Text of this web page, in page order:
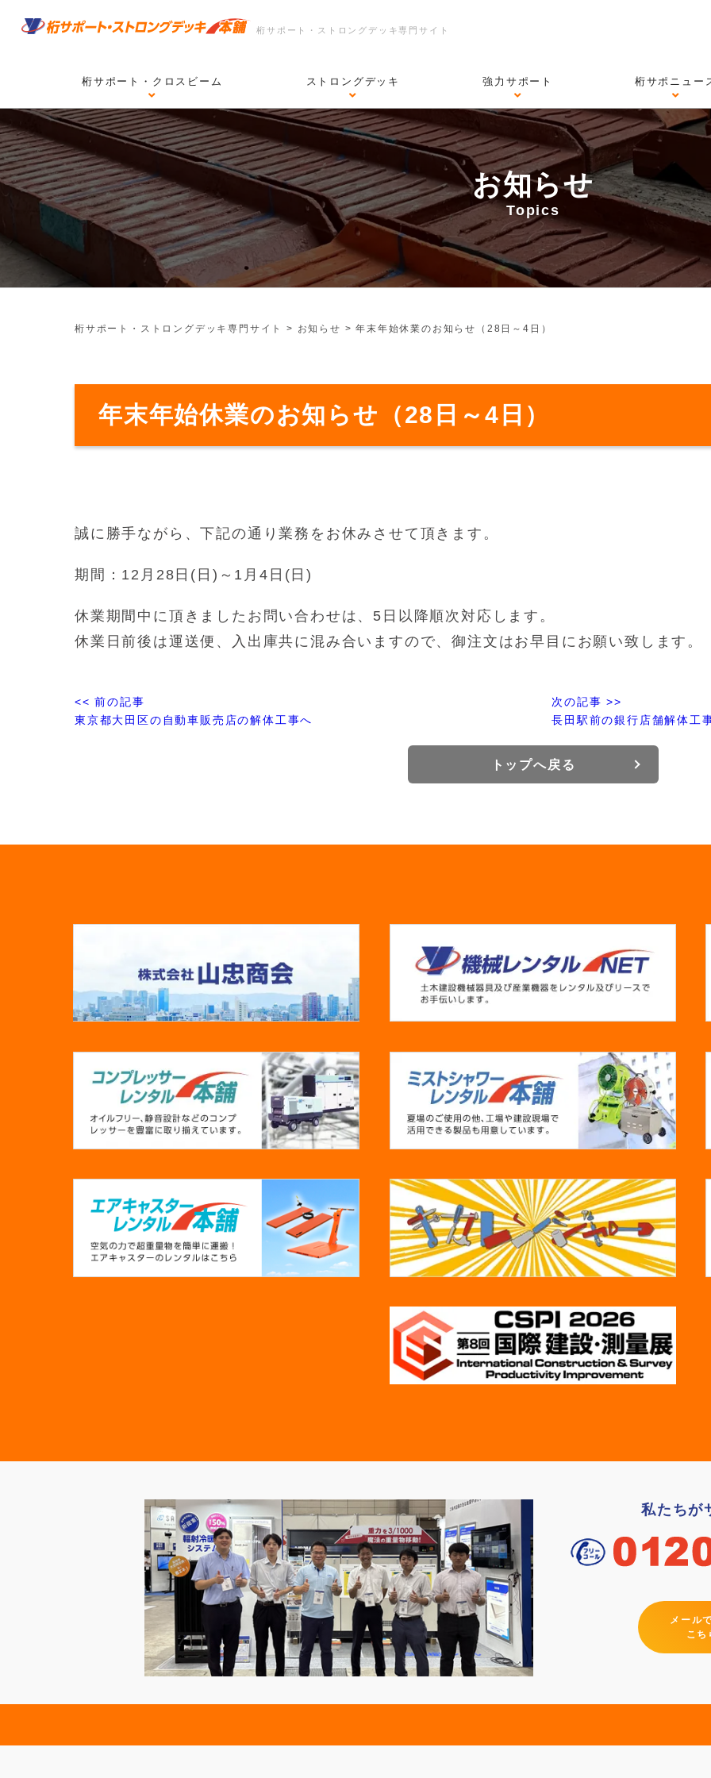
桁サポート・ストロングデッキ専門サイト
桁サポート・クロスビーム ストロングデッキ 強力サポート 桁サポニュー
お知らせ
Topics
桁サポート・ストロングデッキ専門サイト > お知らせ >年末年始休業のお知らせ（28日～4日）
年末年始休業のお知らせ（28日～4日）
誠に勝手ながら、下記の通り業務をお休みさせて頂きます。
期間：12月28日(日)～1月4日(日)
休業期間中に頂きましたお問い合わせは、5日以降順次対応します。
休業日前後は運送便、入出庫共に混み合いますので、御注文はお早目にお願い致します。
<< 前の記事
東京都大田区の自動車販売店の解体工事へ
次の記事 >>
長田駅前の銀行店舗解体工
トップへ戻る
私たちが
メール
こち